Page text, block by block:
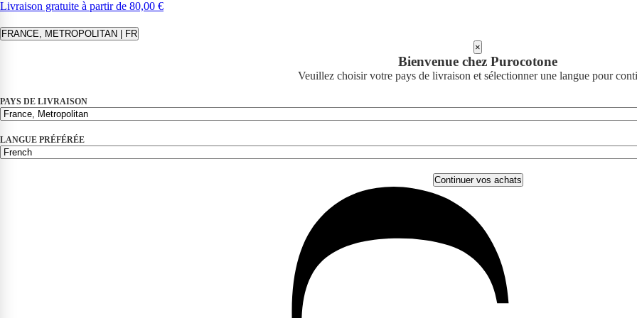
Livraison gratuite à partir de 80,00 €
FRANCE, METROPOLITAN | FR
×
Bienvenue chez Purocotone
Veuillez choisir votre pays de livraison et sélectionner une langue pour
PAYS DE LIVRAISON
LANGUE PRÉFÉRÉE
Continuer vos achats